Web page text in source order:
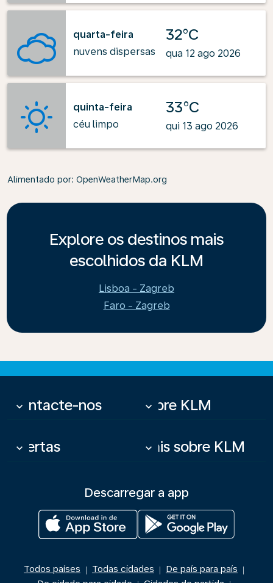
quarta-feira
nuvens dispersas
32°C
qua 12 ago 2026
quinta-feira
céu limpo
33°C
qui 13 ago 2026
Alimentado por: OpenWeatherMap.org
Explore os destinos mais
escolhidos da KLM
Lisboa - Zagreb
Faro - Zagreb
Contacte-nos
keyboard_arrow_down Sobre KLM
keyboard_arrow_down
Ofertas
keyboard_arrow_down Mais sobre KLM
keyboard_arrow_down
Descarregar a app
Todos países | Todas cidades | De país para país |